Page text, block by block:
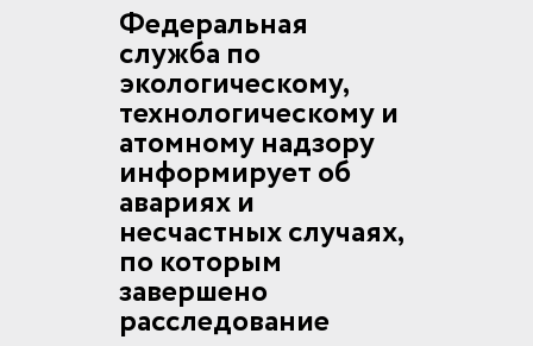
Федеральная
служба по
экологическому,
технологическому и
атомному надзору
информирует об
авариях и
несчастных случаях,
по которым
завершено
расследование